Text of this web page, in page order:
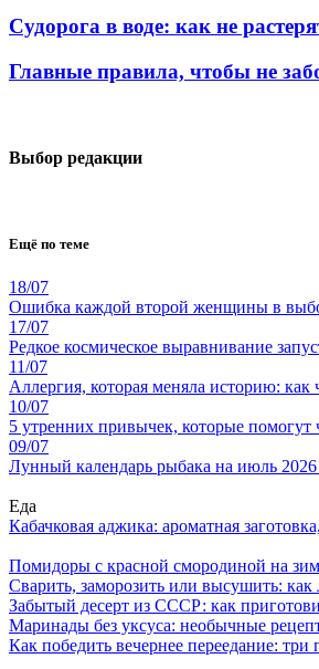
Судорога в воде: как не
Главные правила, чтобы не
Выбор редакции
Ещё по теме
18/07
Ошибка каждой второй женщины в
17/07
Редкое космическое выравнивание
11/07
Аллергия, которая меняла историю: как
10/07
5 утренних привычек, которые помогут
09/07
Лунный календарь рыбака на июль
Еда
Кабачковая аджика: ароматная
Помидоры с красной смородиной на
Сварить, заморозить или высушить:
Забытый десерт из СССР: как
Маринады без уксуса: необычные
Как победить вечернее переедание: три